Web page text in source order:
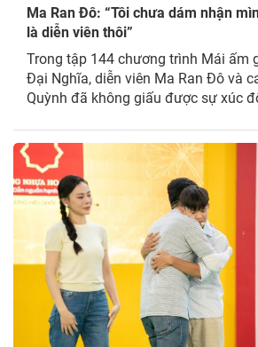
Ma Ran Đô: “Tôi chưa dám nhận
là diễn viên thôi”
Trong tập 144 chương trình Mái ấm
Đại Nghĩa, diễn viên Ma Ran Đô và
Quỳnh đã không giấu được sự xúc
học, vừa đỡ đần gia đình vì cha mẹ